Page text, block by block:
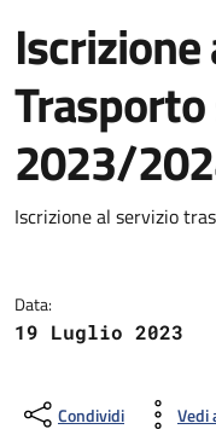
2023/
Dettagli
Iscrizione al servizio
Data:
19 Luglio 2023
Condividi Vedi